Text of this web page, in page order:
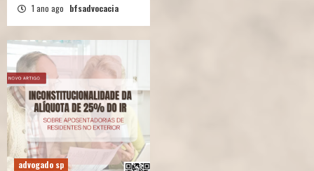
1 ano ago bfsadvocacia
advogado sp